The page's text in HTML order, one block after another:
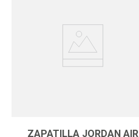
ZAPATILLA JORDAN AIR